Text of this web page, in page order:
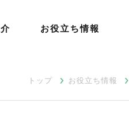
お役立ち情報
トップ お役立ち情報